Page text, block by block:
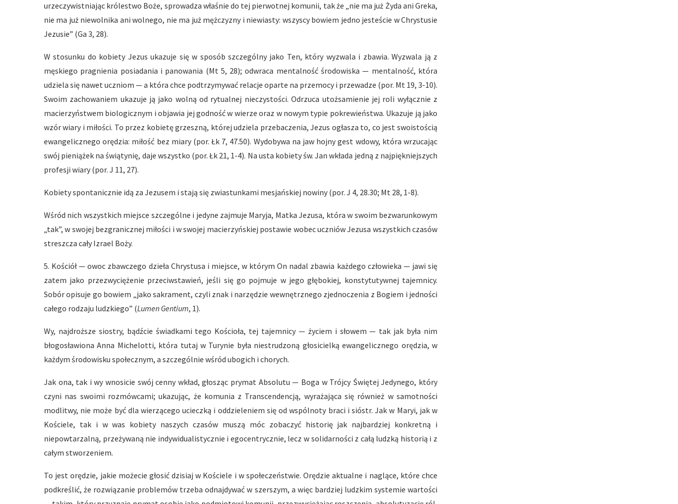
urzeczywistniając królestwo Boże, sprowadza właśnie do tej pierwotnej komunii, tak że „nie ma już Żyda ani Greka,
nie ma już niewolnika ani wolnego, nie ma już mężczyzny i niewiasty: wszyscy bowiem jedno jesteście w Chrystusie
Jezusie” (Ga 3, 28).
W stosunku do kobiety Jezus ukazuje się w sposób szczególny jako Ten, który wyzwala i zbawia. Wyzwala ją z
męskiego pragnienia posiadania i panowania (Mt 5, 28); odwraca mentalność środowiska — mentalność, która
udziela się nawet uczniom — a która chce podtrzymywać relacje oparte na przemocy i przewadze (por. Mt 19, 3-10).
Swoim zachowaniem ukazuje ją jako wolną od rytualnej nieczystości. Odrzuca utożsamienie jej roli wyłącznie z
macierzyństwem biologicznym i objawia jej godność w wierze oraz w nowym typie pokrewieństwa. Ukazuje ją jako
wzór wiary i miłości. To przez kobietę grzeszną, której udziela przebaczenia, Jezus ogłasza to, co jest swoistością
ewangelicznego orędzia: miłość bez miary (por. Łk 7, 47.50). Wydobywa na jaw hojny gest wdowy, która wrzucając
swój pieniążek na świątynię, daje wszystko (por. Łk 21, 1-4). Na usta kobiety św. Jan wkłada jedną z najpiękniejszych
profesji wiary (por. J 11, 27).
Kobiety spontanicznie idą za Jezusem i stają się zwiastunkami mesjańskiej nowiny (por. J 4, 28.30; Mt 28, 1-8).
Wśród nich wszystkich miejsce szczególne i jedyne zajmuje Maryja, Matka Jezusa, która w swoim bezwarunkowym
„tak”, w swojej bezgranicznej miłości i w swojej macierzyńskiej postawie wobec uczniów Jezusa wszystkich czasów
streszcza cały Izrael Boży.
5. Kościół — owoc zbawczego dzieła Chrystusa i miejsce, w którym On nadal zbawia każdego człowieka — jawi się
zatem jako przezwyciężenie przeciwstawień, jeśli się go pojmuje w jego głębokiej, konstytutywnej tajemnicy.
Sobór opisuje go bowiem „jako sakrament, czyli znak i narzędzie wewnętrznego zjednoczenia z Bogiem i jedności
całego rodzaju ludzkiego” (Lumen Gentium, 1).
Wy, najdroższe siostry, bądźcie świadkami tego Kościoła, tej tajemnicy — życiem i słowem — tak jak była nim
błogosławiona Anna Michelotti, która tutaj w Turynie była niestrudzoną głosicielką ewangelicznego orędzia, w
każdym środowisku społecznym, a szczególnie wśród ubogich i chorych.
Jak ona, tak i wy wnosicie swój cenny wkład, głosząc prymat Absolutu — Boga w Trójcy Świętej Jedynego, który
czyni nas swoimi rozmówcami; ukazując, że komunia z Transcendencją, wyrażająca się również w samotności
modlitwy, nie może być dla wierzącego ucieczką i oddzieleniem się od wspólnoty braci i sióstr. Jak w Maryi, jak w
Kościele, tak i w was kobiety naszych czasów muszą móc zobaczyć historię jak najbardziej konkretną i
niepowtarzalną, przeżywaną nie indywidualistycznie i egocentrycznie, lecz w solidarności z całą ludzką historią i z
całym stworzeniem.
To jest orędzie, jakie możecie głosić dzisiaj w Kościele i w społeczeństwie. Orędzie aktualne i naglące, które chce
podkreślić, że rozwiązanie problemów trzeba odnajdywać w szerszym, a więc bardziej ludzkim systemie wartości